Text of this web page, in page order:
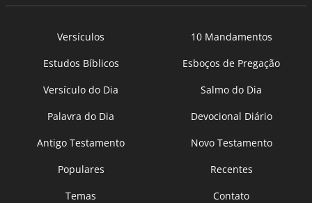
Versículos
10 Mandamentos
Estudos Bíblicos
Esboços de Pregação
Versículo do Dia
Salmo do Dia
Palavra do Dia
Devocional Diário
Antigo Testamento
Novo Testamento
Populares
Recentes
Temas
Contato